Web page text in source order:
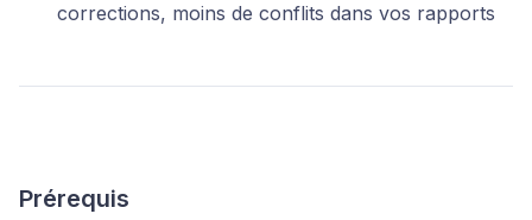
corrections, moins de conflits dans vos rapports
Prérequis